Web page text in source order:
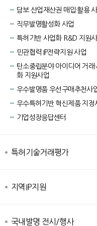
담보 산업재산권 매입·활용
직무발명활성화 사업
특허기반 사업화 R&D 지원
민관협력 IP전략지원 사업
탄소중립분야 아이디어 거래·
화 지원사업
우수발명품 우선구매추천사
우수특허기반 혁신제품 지정
기업성장응답센터
특허기술거래평가
지역IP지원
국내발명 전시/행사